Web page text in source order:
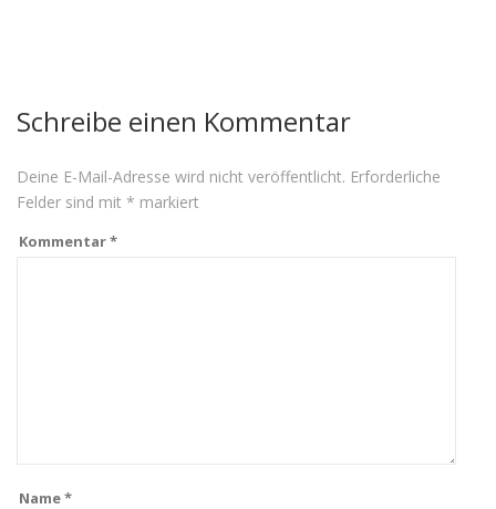
Schreibe einen Kommentar
Deine E-Mail-Adresse wird nicht veröffentlicht. Erforderliche
Felder sind mit * markiert
Kommentar*
Name*